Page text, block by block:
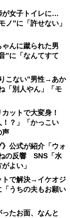
が女子トイレに…
ノ”に「許せない」
ゃんに蹴られた男
に「なんてすて
こない”男性→あか
「別人やん」「モ
カットで大変身！
？」「かっこい
声
公式が紹介「ウォ
の反響 SNS「水
よい」
トで解決→イケオジ
うちの夫もお願い
ったお面、なんと